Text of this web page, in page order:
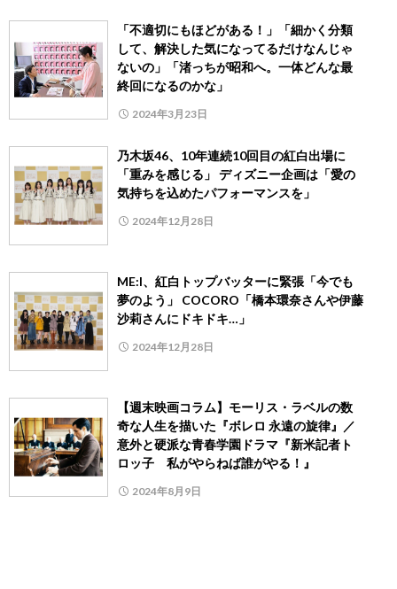
「不適切にもほどがある！」「細かく分類
して、解決した気になってるだけなんじゃ
ないの」「渚っちが昭和へ。一体どんな最
終回になるのかな」
2024年3月23日
乃木坂46、10年連続10回目の紅白出場に
「重みを感じる」 ディズニー企画は「愛の
気持ちを込めたパフォーマンスを」
2024年12月28日
ME:I、紅白トップバッターに緊張「今でも
夢のよう」 COCORO「橋本環奈さんや伊藤
沙莉さんにドキドキ…」
2024年12月28日
【週末映画コラム】モーリス・ラベルの数
奇な人生を描いた『ボレロ 永遠の旋律』／
意外と硬派な青春学園ドラマ『新米記者ト
ロッ子 私がやらねば誰がやる！』
2024年8月9日